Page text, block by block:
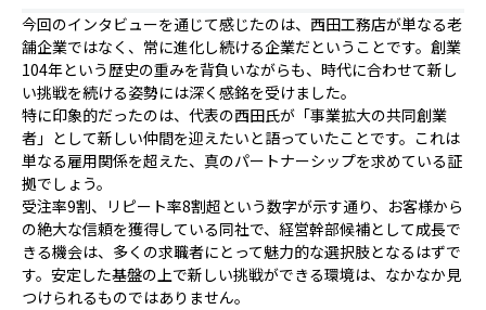
今回のインタビューを通じて感じたのは、西田工務店が単なる老
舗企業ではなく、常に進化し続ける企業だということです。創業
104年という歴史の重みを背負いながらも、時代に合わせて新し
い挑戦を続ける姿勢には深く感銘を受けました。
特に印象的だったのは、代表の西田氏が「事業拡大の共同創業
者」として新しい仲間を迎えたいと語っていたことです。これは
単なる雇用関係を超えた、真のパートナーシップを求めている証
拠でしょう。
受注率9割、リピート率8割超という数字が示す通り、お客様から
の絶大な信頼を獲得している同社で、経営幹部候補として成長で
きる機会は、多くの求職者にとって魅力的な選択肢となるはずで
す。安定した基盤の上で新しい挑戦ができる環境は、なかなか見
つけられるものではありません。